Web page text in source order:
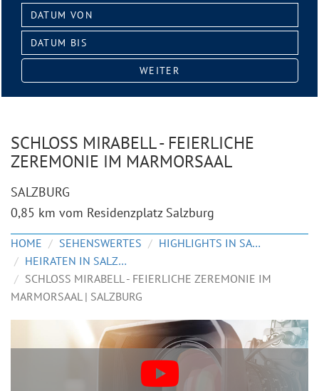
Datum
von:
Datum
bis:
WEITER
SCHLOSS MIRABELL - FEIERLICHE
ZEREMONIE IM MARMORSAAL
SALZBURG
0,85 km vom Residenzplatz Salzburg
HOME SEHENSWERTES
HIGHLIGHTS IN SALZBURG
HEIRATEN IN SALZBURG
SCHLOSS MIRABELL - FEIERLICHE ZEREMONIE IM
MARMORSAAL | SALZBURG